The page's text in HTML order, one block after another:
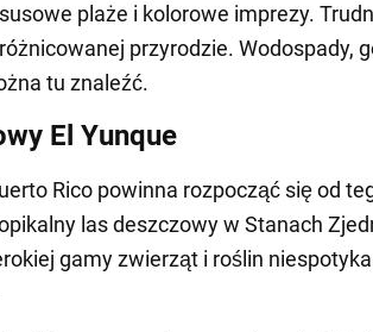
plaże i kolorowe imprezy.
przyrodzie. Wodospady,
tu znaleźć.
El Yunque
Rico powinna rozpocząć się od
las deszczowy w Stanach
gamy zwierząt i roślin